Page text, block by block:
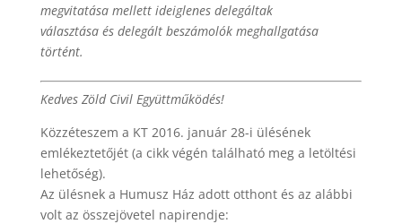
megvitatása mellett ideiglenes delegáltak
választása és delegált beszámolók meghallgatása
történt.
Kedves Zöld Civil Együttműködés!
Közzéteszem a KT 2016. január 28-i ülésének
emlékeztetőjét (a cikk végén található meg a letöltési
lehetőség).
Az ülésnek a Humusz Ház adott otthont és az alábbi
volt az összejövetel napirendje: